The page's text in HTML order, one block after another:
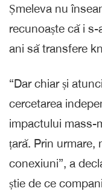
Șmeleva nu
recunoaște că i
ani să transfere
“Dar chiar și
cercetarea
impactului mass-
țară. Prin urmare,
conexiuni”, a
știe de ce